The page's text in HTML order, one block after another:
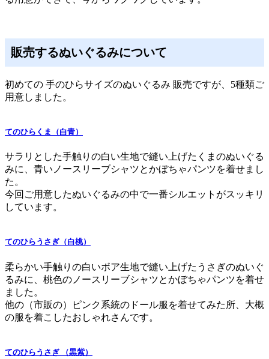
販売するぬいぐるみについて
初めての 手のひらサイズのぬいぐるみ 販売ですが、5種類ご
用意しました。
てのひらくま（白青）
サラリとした手触りの白い生地で縫い上げたくまのぬいぐる
みに、青いノースリーブシャツとかぼちゃパンツを着せまし
た。
今回ご用意したぬいぐるみの中で一番シルエットがスッキリ
しています。
てのひらうさぎ（白桃）
柔らかい手触りの白いボア生地で縫い上げたうさぎのぬいぐ
るみに、桃色のノースリーブシャツとかぼちゃパンツを着せ
ました。
他の（市販の）ピンク系統のドール服を着せてみた所、大概
の服を着こしたおしゃれさんです。
てのひらうさぎ （黒紫）